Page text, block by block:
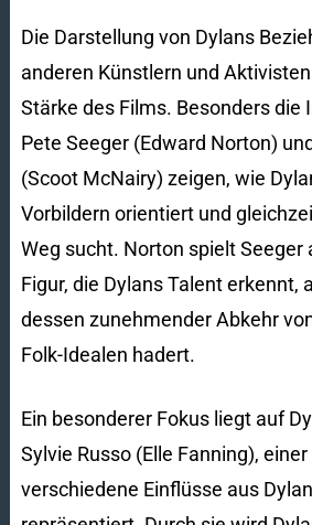
Die Darstellung von Dylans
anderen Künstlern und
Stärke des Films. Besonders die
Pete Seeger (Edward Norton)
(Scoot McNairy) zeigen, wie
Vorbildern orientiert und
Weg sucht. Norton spielt Seeger
Figur, die Dylans Talent erkennt,
dessen zunehmender Abkehr
Folk-Idealen hadert.
Ein besonderer Fokus liegt auf
Sylvie Russo (Elle Fanning),
verschiedene Einflüsse aus